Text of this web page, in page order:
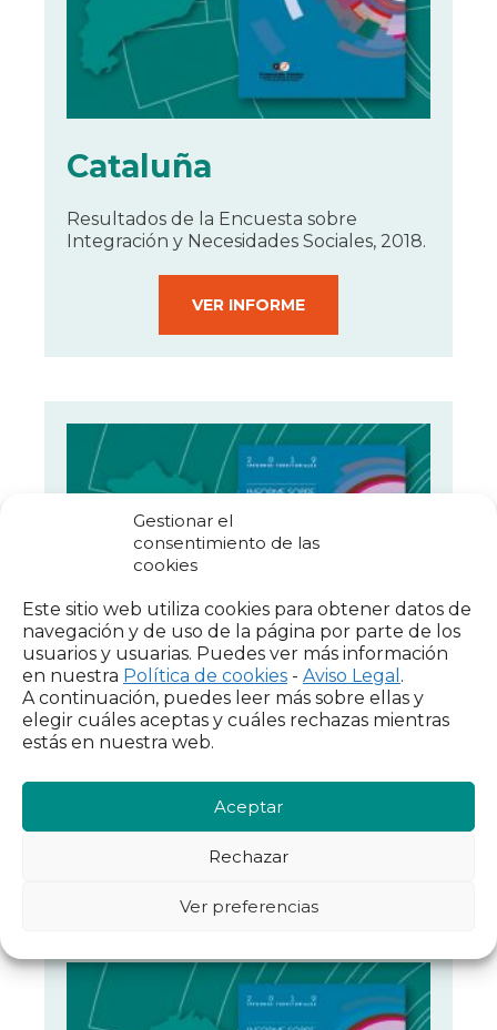
Gestionar el
consentimiento de las
cookies
Este sitio web utiliza cookies para obtener datos de
navegación y de uso de la página por parte de los
usuarios y usuarias. Puedes ver más información
en nuestra Política de cookies - Aviso Legal .
A continuación, puedes leer más sobre ellas y
elegir cuáles aceptas y cuáles rechazas mientras
estás en nuestra web.
Aceptar
Rechazar
Ver preferencias
Cataluña
Resultados de la Encuesta sobre
Integración y Necesidades Sociales, 2018.
VER INFORME
Extremadura
Resultados de la Encuesta sobre